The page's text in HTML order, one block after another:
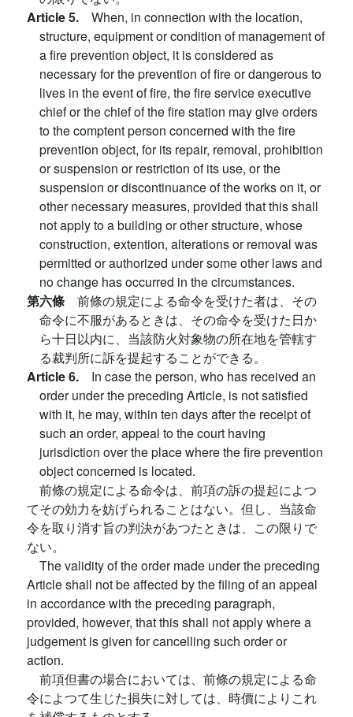
Article 5. When, in connection with the location,
structure, equipment or condition of management of
a fire prevention object, it is considered as
necessary for the prevention of fire or dangerous to
lives in the event of fire, the fire service executive
chief or the chief of the fire station may give orders
to the comptent person concerned with the fire
prevention object, for its repair, removal, prohibition
or suspension or restriction of its use, or the
suspension or discontinuance of the works on it, or
other necessary measures, provided that this shall
not apply to a building or other structure, whose
construction, extention, alterations or removal was
permitted or authorized under some other laws and
no change has occurred in the circumstances.
第六條 前條の規定による命令を受けた者は、その
命令に不服があるときは、その命令を受けた日か
ら十日以内に、当該防火対象物の所在地を管轄す
る裁判所に訴を提起することができる。
Article 6. In case the person, who has received an
order under the preceding Article, is not satisfied
with it, he may, within ten days after the receipt of
such an order, appeal to the court having
jurisdiction over the place where the fire prevention
object concerned is located.
前條の規定による命令は、前項の訴の提起によつ
てその効力を妨げられることはない。但し、当該命
令を取り消す旨の判決があつたときは、この限りで
ない。
The validity of the order made under the preceding
Article shall not be affected by the filing of an appeal
in accordance with the preceding paragraph,
provided, however, that this shall not apply where a
judgement is given for cancelling such order or
action.
前項但書の場合においては、前條の規定による命
令によつて生じた損失に対しては、時價によりこれ